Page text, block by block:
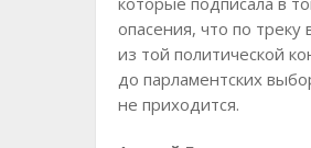
опасения, что по
из той политической
до парламентских
не приходится.